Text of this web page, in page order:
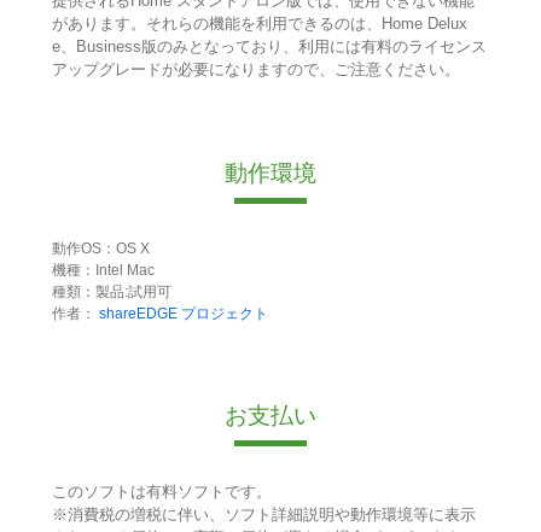
があります。それらの機能を利用できるのは、Home Delux
e、Business版のみとなっており、利用には有料のライセンス
アップグレードが必要になりますので、ご注意ください。
動作環境
動作OS：OS X
機種：Intel Mac
種類：製品:試用可
作者： shareEDGE プロジェクト
お支払い
このソフトは有料ソフトです。
※消費税の増税に伴い、ソフト詳細説明や動作環境等に表示